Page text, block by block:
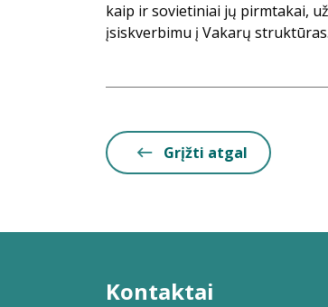
kaip ir sovietiniai jų pirmtakai,
įsiskverbimu į Vakarų struktūras.
Grįžti atgal
Kontaktai